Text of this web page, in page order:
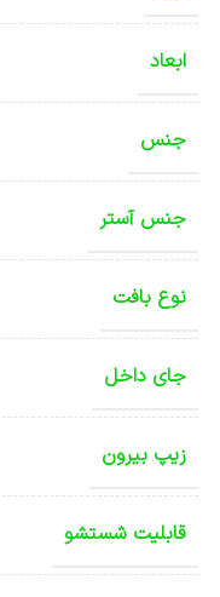
ابعاد
جنس
جنس آستر
نوع بافت
جای داخل
زیپ بیرون
قابلیت شستشو